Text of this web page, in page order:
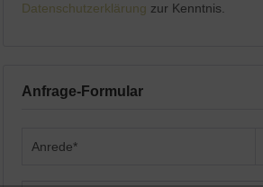
Datenschutzerklärung zur Kenntnis.
Anfrage-Formular